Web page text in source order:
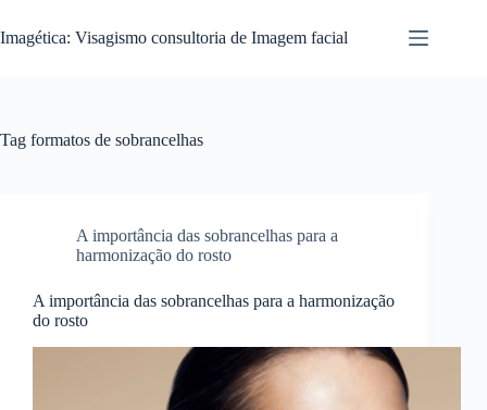
para
o
Imagética: Visagismo consultoria de Imagem facial
Tag formatos de sobrancelhas
A importância das sobrancelhas para a
harmonização do rosto
A importância das sobrancelhas para a harmonização
do rosto